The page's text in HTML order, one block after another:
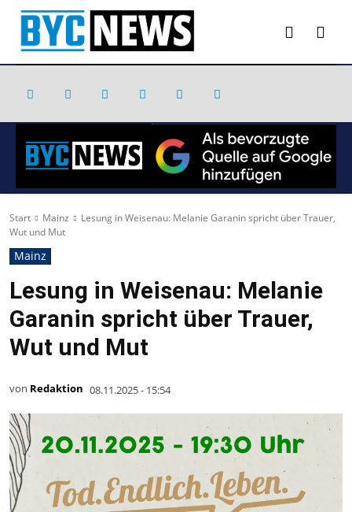
Start Mainz
Lesung in Weisenau: Melanie Garanin spricht über Trauer,
Wut und Mut
Mainz
Lesung in Weisenau: Melanie
Garanin spricht über Trauer,
Wut und Mut
von Redaktion 08.11.2025 - 15:54